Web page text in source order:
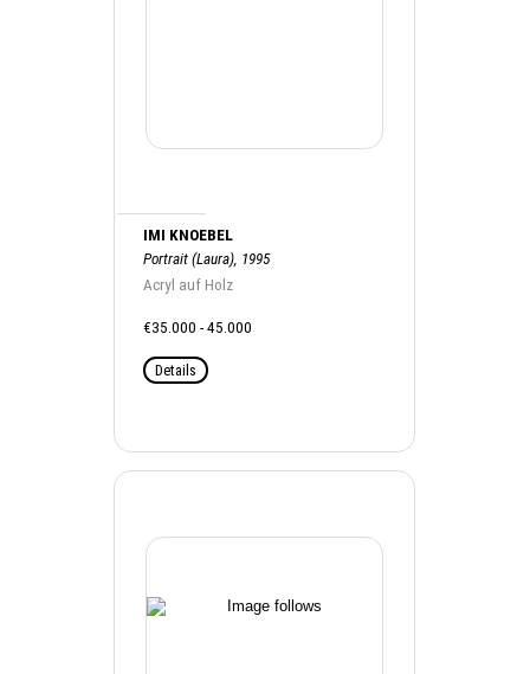
IMI KNOEBEL
Portrait (Laura), 1995
Acryl auf Holz
€35.000 - 45.000
Details